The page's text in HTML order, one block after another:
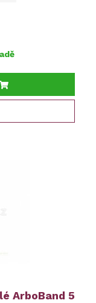
ArboBand 5